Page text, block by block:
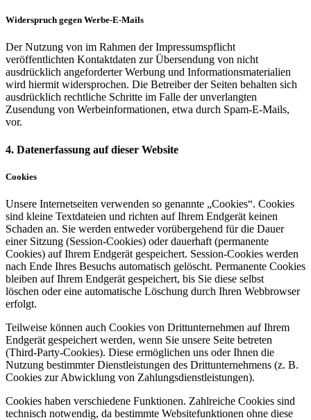
Widerspruch gegen Werbe-E-Mails
Der Nutzung von im Rahmen der Impressumspflicht
veröffentlichten Kontaktdaten zur Übersendung von nicht
ausdrücklich angeforderter Werbung und Informationsmaterialien
wird hiermit widersprochen. Die Betreiber der Seiten behalten sich
ausdrücklich rechtliche Schritte im Falle der unverlangten
Zusendung von Werbeinformationen, etwa durch Spam-E-Mails,
vor.
4. Datenerfassung auf dieser Website
Cookies
Unsere Internetseiten verwenden so genannte „Cookies“. Cookies
sind kleine Textdateien und richten auf Ihrem Endgerät keinen
Schaden an. Sie werden entweder vorübergehend für die Dauer
einer Sitzung (Session-Cookies) oder dauerhaft (permanente
Cookies) auf Ihrem Endgerät gespeichert. Session-Cookies werden
nach Ende Ihres Besuchs automatisch gelöscht. Permanente Cookies
bleiben auf Ihrem Endgerät gespeichert, bis Sie diese selbst
löschen oder eine automatische Löschung durch Ihren Webbrowser
erfolgt.
Teilweise können auch Cookies von Drittunternehmen auf Ihrem
Endgerät gespeichert werden, wenn Sie unsere Seite betreten
(Third-Party-Cookies). Diese ermöglichen uns oder Ihnen die
Nutzung bestimmter Dienstleistungen des Drittunternehmens (z. B.
Cookies zur Abwicklung von Zahlungsdienstleistungen).
Cookies haben verschiedene Funktionen. Zahlreiche Cookies sind
technisch notwendig, da bestimmte Websitefunktionen ohne diese